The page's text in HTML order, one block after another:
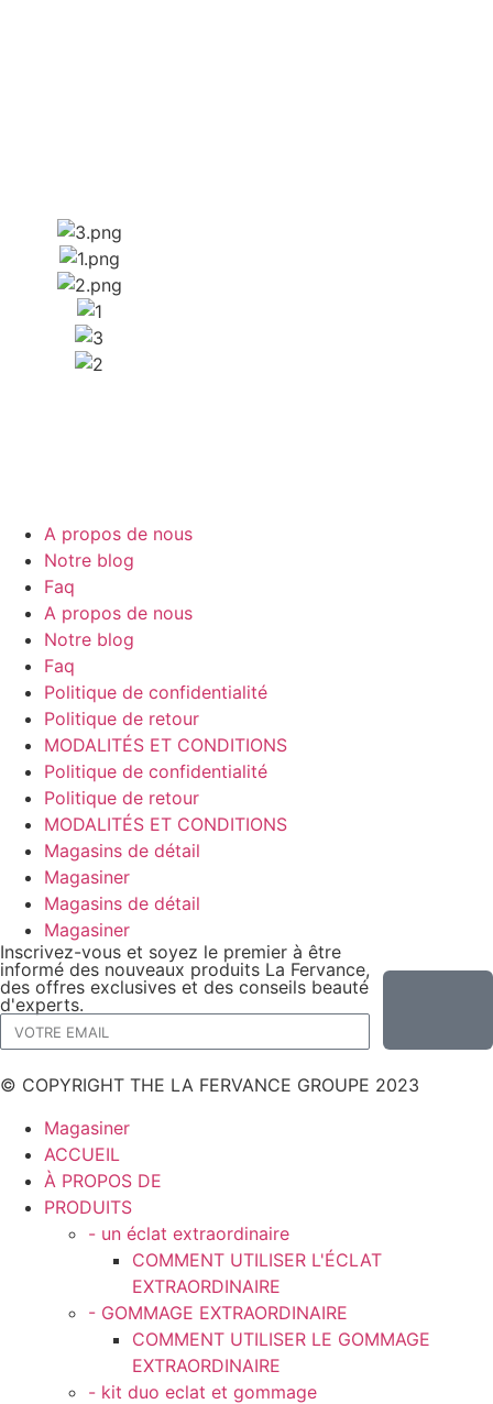
A propos de nous
Notre blog
Faq
A propos de nous
Notre blog
Faq
Politique de confidentialité
Politique de retour
MODALITÉS ET CONDITIONS
Politique de confidentialité
Politique de retour
MODALITÉS ET CONDITIONS
Magasins de détail
Magasiner
Magasins de détail
Magasiner
Inscrivez-vous et soyez le premier à être
informé des nouveaux produits La Fervance,
des offres exclusives et des conseils beauté
d'experts.
© COPYRIGHT THE LA FERVANCE GROUPE 2023
Magasiner
ACCUEIL
À PROPOS DE
PRODUITS
- un éclat extraordinaire
COMMENT UTILISER L'ÉCLAT
EXTRAORDINAIRE
- GOMMAGE EXTRAORDINAIRE
COMMENT UTILISER LE GOMMAGE
EXTRAORDINAIRE
- kit duo eclat et gommage